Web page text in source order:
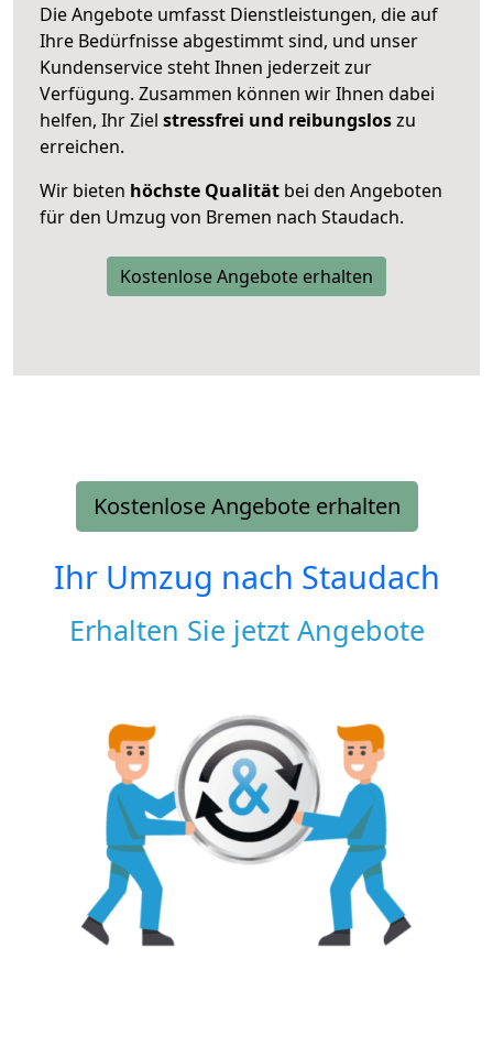
Die Angebote umfasst Dienstleistungen, die auf
Ihre Bedürfnisse abgestimmt sind, und unser
Kundenservice steht Ihnen jederzeit zur
Verfügung. Zusammen können wir Ihnen dabei
helfen, Ihr Ziel stressfrei und reibungsloszu
erreichen.
Wir bieten höchste Qualität bei den Angeboten
für den Umzug von Bremen nach Staudach.
Kostenlose Angebote erhalten
Kostenlose Angebote erhalten
Ihr Umzug nach Staudach
Erhalten Sie jetzt Angebote